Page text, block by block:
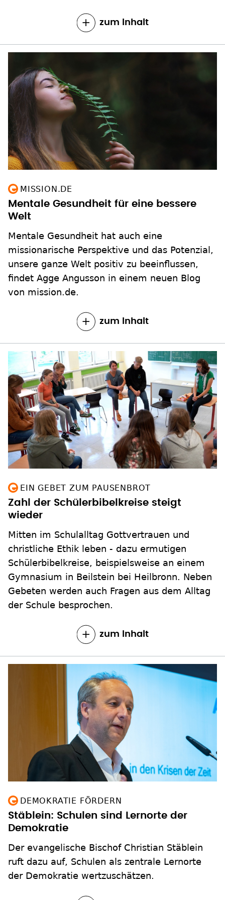
zum Inhalt
MISSION.DE
Mentale Gesundheit für eine bessere
Welt
Mentale Gesundheit hat auch eine
missionarische Perspektive und das Potenzial,
unsere ganze Welt positiv zu beeinflussen,
findet Agge Angusson in einem neuen Blog
von mission.de.
zum Inhalt
EIN GEBET ZUM PAUSENBROT
Zahl der Schülerbibelkreise steigt
wieder
Mitten im Schulalltag Gottvertrauen und
christliche Ethik leben - dazu ermutigen
Schülerbibelkreise, beispielsweise an einem
Gymnasium in Beilstein bei Heilbronn. Neben
Gebeten werden auch Fragen aus dem Alltag
der Schule besprochen.
zum Inhalt
DEMOKRATIE FÖRDERN
Stäblein: Schulen sind Lernorte der
Demokratie
Der evangelische Bischof Christian Stäblein
ruft dazu auf, Schulen als zentrale Lernorte
der Demokratie wertzuschätzen.